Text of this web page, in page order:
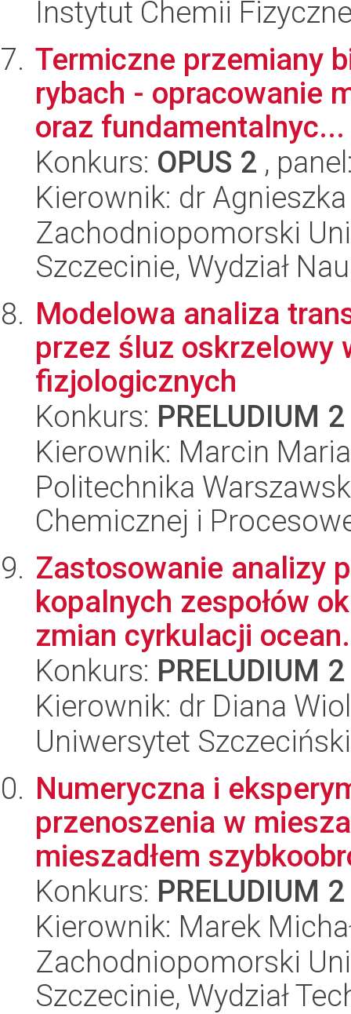
Instytut Chemii
Termiczne przemiany
rybach - opracowanie
oraz fundamentalnyc...
Konkurs: OPUS 2 ,
Kierownik: dr
Zachodniopomorski
Szczecinie, Wydział
Modelowa analiza
przez śluz oskrzelowy
fizjologicznych
Konkurs: PRELUDIUM 2
Kierownik: Marcin
Politechnika
Chemicznej i
Zastosowanie analizy
kopalnych zespołów
zmian cyrkulacji
Konkurs: PRELUDIUM 2
Kierownik: dr Diana
Uniwersytet
Numeryczna i
przenoszenia w
mieszadłem
Konkurs: PRELUDIUM 2
Kierownik: Marek
Zachodniopomorski
Szczecinie, Wydział